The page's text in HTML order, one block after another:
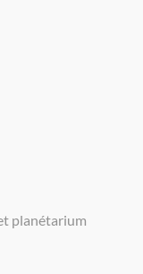
planétarium